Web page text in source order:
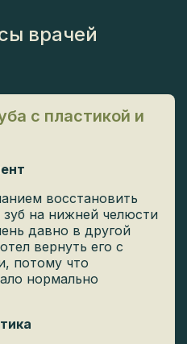
врачей
с пластикой и
восстановить
на нижней челюсти
давно в другой
вернуть его с
потому что
нормально